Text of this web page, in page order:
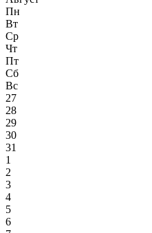
Пн
Вт
Ср
Чт
Пт
Сб
Вс
27
28
29
30
31
1
2
3
4
5
6